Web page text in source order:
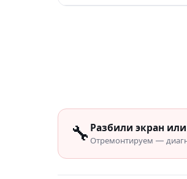
🔧 Разбили экран
Отремонтируем —